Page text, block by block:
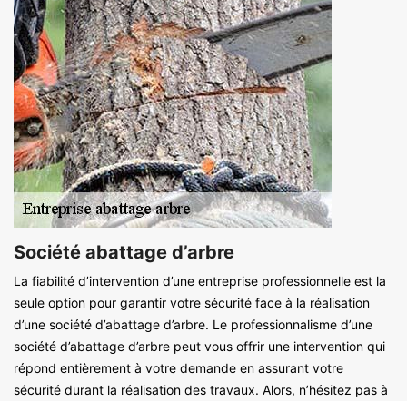
Société abattage d’arbre
La fiabilité d’intervention d’une entreprise professionnelle est la
seule option pour garantir votre sécurité face à la réalisation
d’une société d’abattage d’arbre. Le professionnalisme d’une
société d’abattage d’arbre peut vous offrir une intervention qui
répond entièrement à votre demande en assurant votre
sécurité durant la réalisation des travaux. Alors, n’hésitez pas à